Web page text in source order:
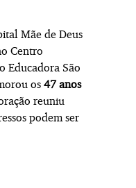
Mãe de Deus
Centro
Educadora São
os 47 anos
reuniu
podem ser